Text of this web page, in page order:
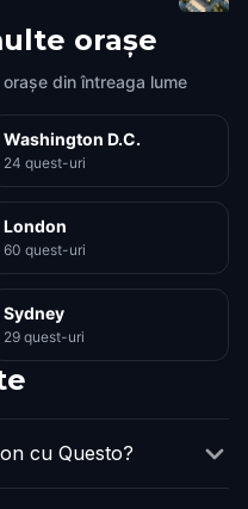
orașe
din întreaga lume
Washington D.C.
24 quest-uri
London
60 quest-uri
Sydney
29 quest-uri
cu Questo?